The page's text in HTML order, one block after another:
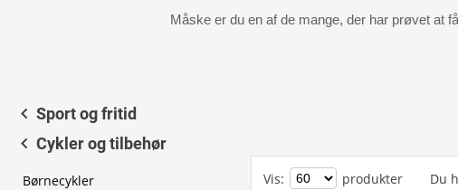
Måske er du en af de mange, der har prøvet at
Sport og fritid
Cykler og tilbehør
Børnecykler
Vis: produkter Du